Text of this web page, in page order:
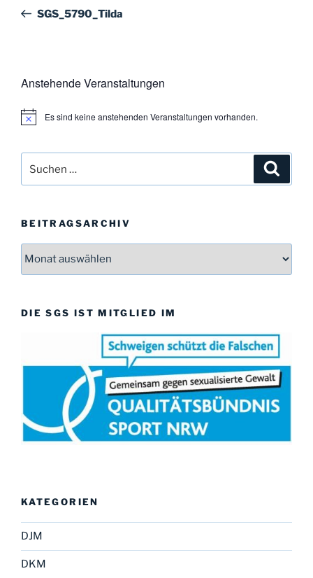
Beitrag
SGS_5790_Tilda
Anstehende Veranstaltungen
H
w
s
Es sind keine anstehenden Veranstaltungen vorhanden.
nach:
BEITRAGSARCHIV
Beitragsarchiv
DIE SGS IST MITGLIED IM
KATEGORIEN
DJM
DKM